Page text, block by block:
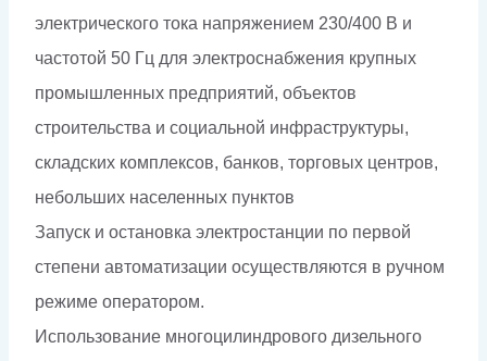
электрического тока напряжением 230/400 В и
частотой 50 Гц для электроснабжения крупных
промышленных предприятий, объектов
строительства и социальной инфраструктуры,
складских комплексов, банков, торговых центров,
небольших населенных пунктов
Запуск и остановка электростанции по первой
степени автоматизации осуществляются в ручном
режиме оператором.
Использование многоцилиндрового дизельного